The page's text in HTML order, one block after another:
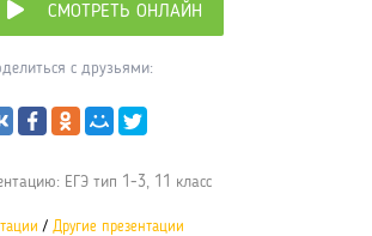
СМОТРЕТЬ ОНЛАЙН
с друзьями:
ЕГЭ тип 1-3, 11 класс
/ Другие презентации